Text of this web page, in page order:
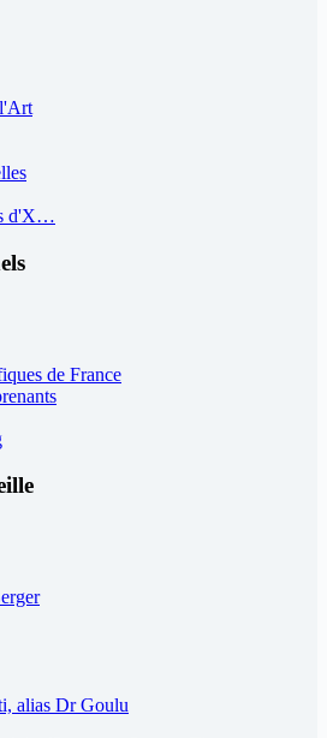
d'X…
de France
alias Dr Goulu